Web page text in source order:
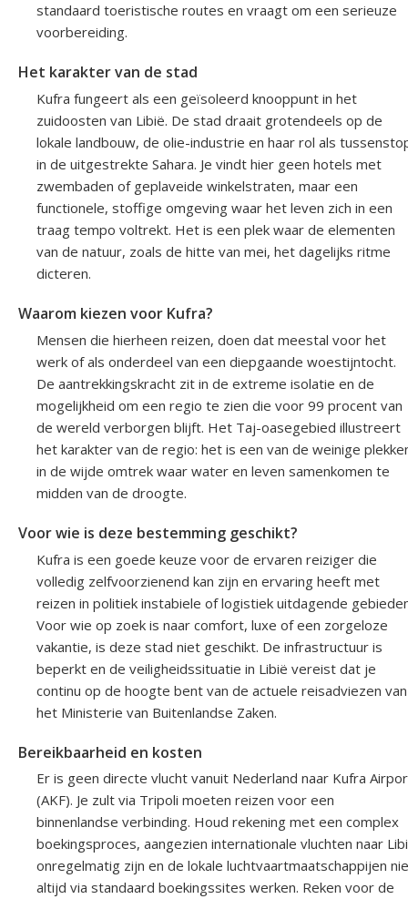
standaard toeristische routes en vraagt om een serieuze
voorbereiding.
Het karakter van de stad
Kufra fungeert als een geïsoleerd knooppunt in het
zuidoosten van Libië. De stad draait grotendeels op de
lokale landbouw, de olie-industrie en haar rol als
in de uitgestrekte Sahara. Je vindt hier geen hotels met
zwembaden of geplaveide winkelstraten, maar een
functionele, stoffige omgeving waar het leven zich in een
traag tempo voltrekt. Het is een plek waar de elementen
van de natuur, zoals de hitte van mei, het dagelijks ritme
dicteren.
Waarom kiezen voor Kufra?
Mensen die hierheen reizen, doen dat meestal voor het
werk of als onderdeel van een diepgaande woestijntocht.
De aantrekkingskracht zit in de extreme isolatie en de
mogelijkheid om een regio te zien die voor 99 procent van
de wereld verborgen blijft. Het Taj-oasegebied illustreert
het karakter van de regio: het is een van de weinige
in de wijde omtrek waar water en leven samenkomen te
midden van de droogte.
Voor wie is deze bestemming geschikt?
Kufra is een goede keuze voor de ervaren reiziger die
volledig zelfvoorzienend kan zijn en ervaring heeft met
reizen in politiek instabiele of logistiek uitdagende
Voor wie op zoek is naar comfort, luxe of een zorgeloze
vakantie, is deze stad niet geschikt. De infrastructuur is
beperkt en de veiligheidssituatie in Libië vereist dat je
continu op de hoogte bent van de actuele reisadviezen van
het Ministerie van Buitenlandse Zaken.
Bereikbaarheid en kosten
Er is geen directe vlucht vanuit Nederland naar Kufra
(AKF). Je zult via Tripoli moeten reizen voor een
binnenlandse verbinding. Houd rekening met een complex
boekingsproces, aangezien internationale vluchten naar
onregelmatig zijn en de lokale luchtvaartmaatschappijen
altijd via standaard boekingssites werken. Reken voor de